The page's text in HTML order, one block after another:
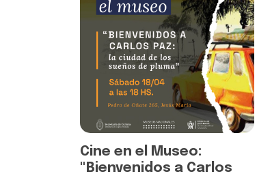
Cine en el Museo:
"Bienvenidos a Carlos